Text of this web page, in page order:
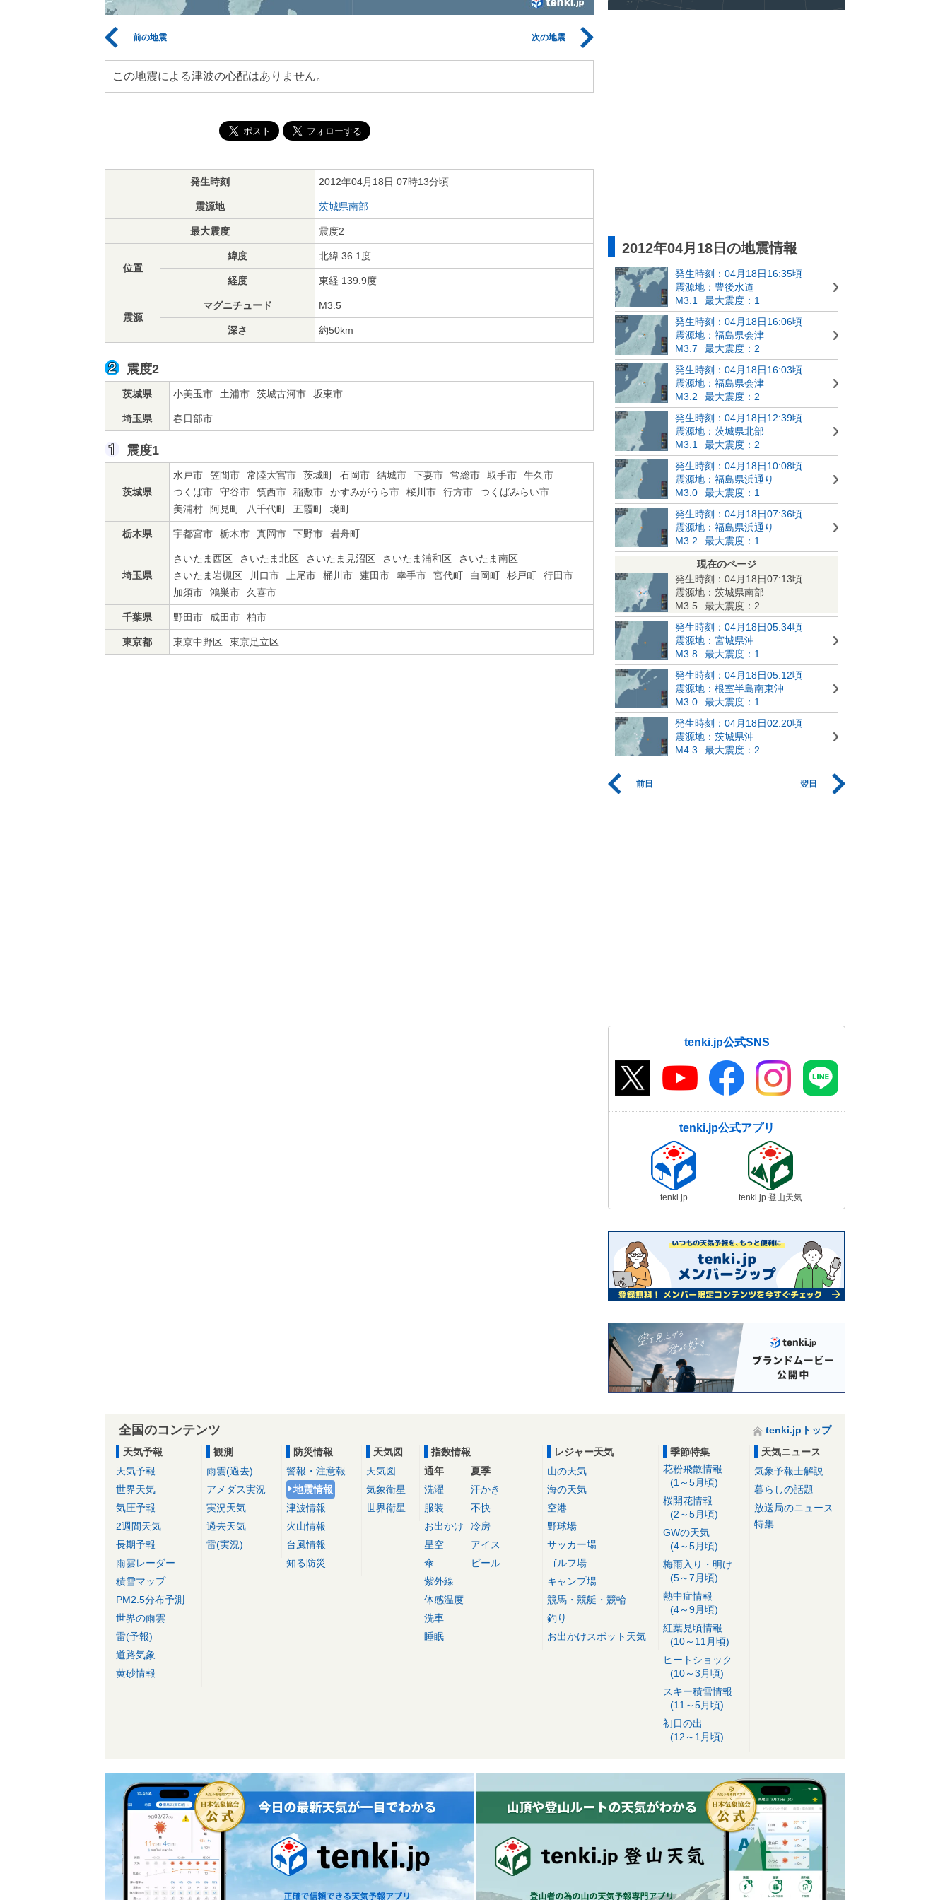
前の地震 次の地震
この地震による津波の心配はありません。
発生時刻 2012年04月18日 07時13分頃
震源地 茨城県南部
最大震度 震度2
位置
緯度 北緯 36.1度
経度 東経 139.9度
震源
マグニチュード M3.5
深さ 約50km
震度2
茨城県 小美玉市 土浦市 茨城古河市 坂東市
埼玉県 春日部市
震度1
茨城県
水戸市 笠間市 常陸大宮市 茨城町 石岡市 結城市 下妻市 常総市 取手市
牛久市
つくば市
守谷市 筑西市 稲敷市 かすみがうら市 桜川市 行方市
つくばみらい市
美浦村
阿見町 八千代町 五霞町 境町
栃木県 宇都宮市 栃木市 真岡市 下野市 岩舟町
埼玉県
さいたま西区 さいたま北区 さいたま見沼区 さいたま浦和区
さいたま南区
さいたま岩槻区
川口市 上尾市 桶川市 蓮田市 幸手市 宮代町 白岡町 杉戸町
行田市
加須市
鴻巣市 久喜市
千葉県 野田市 成田市 柏市
東京都 東京中野区 東京足立区
2012年04月18日の地震情報
発生時刻：04月18日16:35頃
震源地：豊後水道
M3.1
最大震度：1
発生時刻：04月18日16:06頃
震源地：福島県会津
M3.7
最大震度：2
発生時刻：04月18日16:03頃
震源地：福島県会津
M3.2
最大震度：2
発生時刻：04月18日12:39頃
震源地：茨城県北部
M3.1
最大震度：2
発生時刻：04月18日10:08頃
震源地：福島県浜通り
M3.0
最大震度：1
発生時刻：04月18日07:36頃
震源地：福島県浜通り
M3.2
最大震度：1
現在のページ
発生時刻：04月18日07:13頃
震源地：茨城県南部
M3.5
最大震度：2
発生時刻：04月18日05:34頃
震源地：宮城県沖
M3.8
最大震度：1
発生時刻：04月18日05:12頃
震源地：根室半島南東沖
M3.0
最大震度：1
発生時刻：04月18日02:20頃
震源地：茨城県沖
M4.3
最大震度：2
前日 翌日
tenki.jp公式SNS
tenki.jp公式アプリ
tenki.jp tenki.jp 登山天気
全国のコンテンツ
tenki.jpトップ
天気予報
天気予報
世界天気
気圧予報
2週間天気
長期予報
雨雲レーダー
積雪マップ
PM2.5分布予測
世界の雨雲
雷(予報)
道路気象
黄砂情報
観測
雨雲(過去)
アメダス実況
実況天気
過去天気
雷(実況)
防災情報
警報・注意報
地震情報
津波情報
火山情報
台風情報
知る防災
天気図
天気図
気象衛星
世界衛星
指数情報
通年
洗濯
服装
お出かけ
星空
傘
紫外線
体感温度
洗車
睡眠
夏季
汗かき
不快
冷房
アイス
ビール
レジャー天気
山の天気
海の天気
空港
野球場
サッカー場
ゴルフ場
キャンプ場
競馬・競艇・競輪
釣り
お出かけスポット天気
季節特集
花粉飛散情報
(1～5月頃)
桜開花情報
(2～5月頃)
GWの天気
(4～5月頃)
梅雨入り・明け
(5～7月頃)
熱中症情報
(4～9月頃)
紅葉見頃情報
(10～11月頃)
ヒートショック
(10～3月頃)
スキー積雪情報
(11～5月頃)
初日の出
(12～1月頃)
天気ニュース
気象予報士解説
暮らしの話題
放送局のニュース
特集